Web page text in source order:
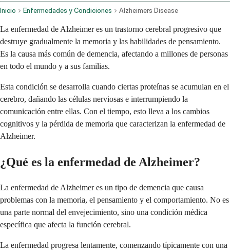
Inicio Enfermedades y Condiciones Alzheimers Disease
La enfermedad de Alzheimer es un trastorno cerebral progresivo que
destruye gradualmente la memoria y las habilidades de pensamiento.
Es la causa más común de demencia, afectando a millones de personas
en todo el mundo y a sus familias.
Esta condición se desarrolla cuando ciertas proteínas se acumulan en el
cerebro, dañando las células nerviosas e interrumpiendo la
comunicación entre ellas. Con el tiempo, esto lleva a los cambios
cognitivos y la pérdida de memoria que caracterizan la enfermedad de
Alzheimer.
¿Qué es la enfermedad de Alzheimer?
La enfermedad de Alzheimer es un tipo de demencia que causa
problemas con la memoria, el pensamiento y el comportamiento. No es
una parte normal del envejecimiento, sino una condición médica
específica que afecta la función cerebral.
La enfermedad progresa lentamente, comenzando típicamente con una